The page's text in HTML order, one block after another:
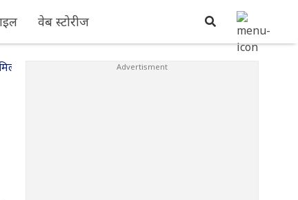
वेब स्टोरीज
सफलता